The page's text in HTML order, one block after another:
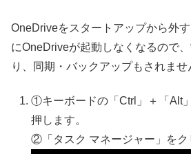
OneDriveをスタートアップから外
にOneDriveが起動しなくなるので
り、同期・バックアップもされませ
①キーボードの「Ctrl」＋「Alt
押します。
②「タスク マネージャー」をク